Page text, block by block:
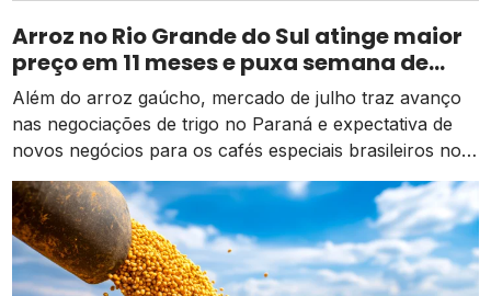
Arroz no Rio Grande do Sul atinge maior
preço em 11 meses e puxa semana de
valorização no campo
Além do arroz gaúcho, mercado de julho traz avanço
nas negociações de trigo no Paraná e expectativa de
novos negócios para os cafés especiais brasileiros no
exterior